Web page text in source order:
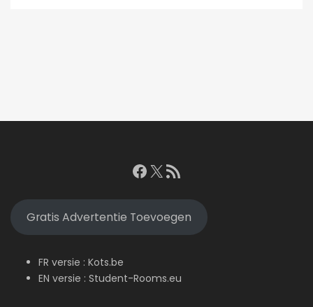
Facebook
X RSS feed
Gratis Advertentie Toevoegen
FR versie : Kots.be
EN versie : Student-Rooms.eu